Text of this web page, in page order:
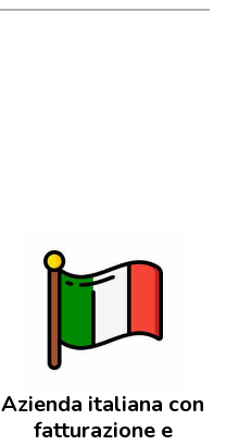
Azienda italiana con
fatturazione e